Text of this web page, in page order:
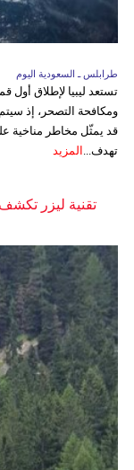
طرابلس ـ السعودية اليوم
تستعد ليبيا لإطلاق
ومكافحة التصحر، إذ سيتم
قد يمثّل مخاطر مناخية
تهدف...
المزيد
تقنية ليزر